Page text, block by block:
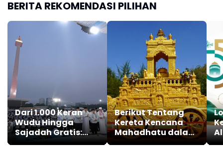
BERITA REKOMENDASI PILIHAN
Dari 1.000 Keran
Wudu Hingga
Sajadah Gratis:
Cerita Safira &
Berikut Tentang
Kereta Kencana
Mahadhatu dalam
Indonesia Tipitaka